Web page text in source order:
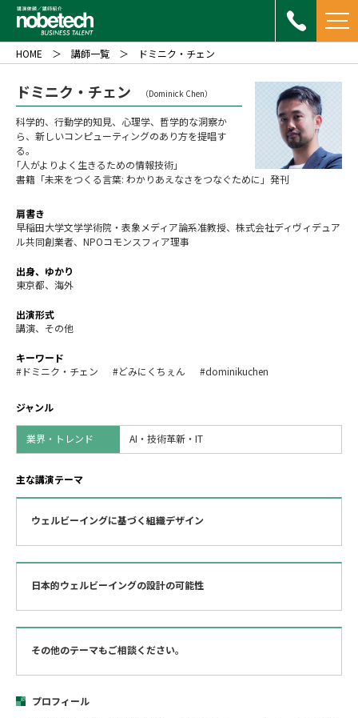
HOME 講師一覧 ドミニク・チェン
ドミニク・チェン （Dominick Chen）
科学的、行動学的知見、心理学、哲学的な洞察か
ら、新しいコンピューティングのあり方を提唱す
る。
｢人がよりよく生きるための情報技術｣
書籍「未来をつくる言葉: わかりあえなさをつなぐために」発刊
肩書き
早稲田大学文学学術院・表象メディア論系准教授、株式会社ディヴィデュア
ル共同創業者、NPOコモンスフィア理事
出身、ゆかり
東京都、海外
出演形式
講演、その他
キーワード
#ドミニク・チェン
#どみにくちぇん #dominikuchen
ジャンル
業界・トレンド AI・技術革新・IT
主な講演テーマ
ウェルビーイングに基づく組織デザイン
日本的ウェルビーイングの設計の可能性
その他のテーマもご相談ください。
プロフィール